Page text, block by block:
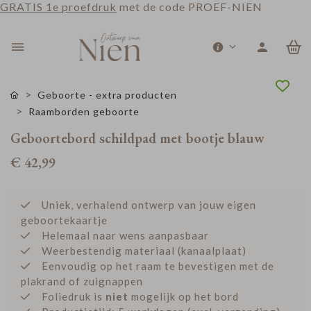
GRATIS 1e proefdruk met de code PROEF-NIEN
Geboorte - extra producten
Raamborden geboorte
Geboortebord schildpad met bootje blauw
€ 42,99
Uniek, verhalend ontwerp van jouw eigen
geboortekaartje
Helemaal naar wens aanpasbaar
Weerbestendig materiaal (kanaalplaat)
Eenvoudig op het raam te bevestigen met de
plakrand of zuignappen
Foliedruk is niet mogelijk op het bord